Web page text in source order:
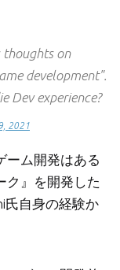
thoughts on
development".
Dev experience?
2021
ーム開発はある
ク』を開発した
氏自身の経験か